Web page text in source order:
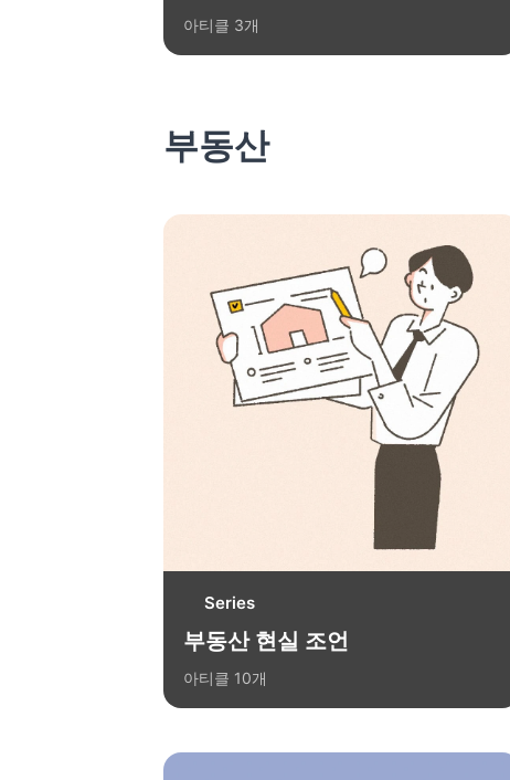
아티클 3개
부동산
Series
부동산 현실 조언
아티클 10개